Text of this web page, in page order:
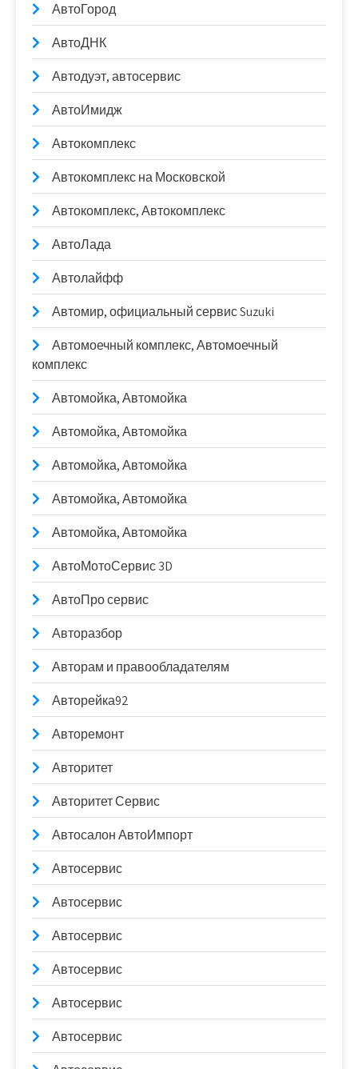
АвтоГород
АвтоДНК
Автодуэт, автосервис
АвтоИмидж
Автокомплекс
Автокомплекс на Московской
Автокомплекс, Автокомплекс
АвтоЛада
Автолайфф
Автомир, официальный сервис Suzuki
Автомоечный комплекс, Автомоечный
комплекс
Автомойка, Автомойка
Автомойка, Автомойка
Автомойка, Автомойка
Автомойка, Автомойка
Автомойка, Автомойка
АвтоМотоСервис 3D
АвтоПро сервис
Авторазбор
Авторам и правообладателям
Авторейка92
Авторемонт
Авторитет
Авторитет Сервис
Автосалон АвтоИмпорт
Автосервис
Автосервис
Автосервис
Автосервис
Автосервис
Автосервис